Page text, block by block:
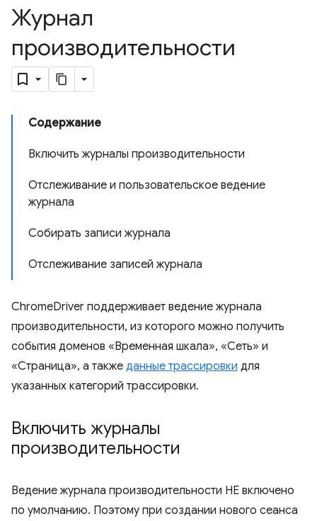
Журнал
производительности
Содержание
Включить журналы производительности
Отслеживание и пользовательское ведение
журнала
Собирать записи журнала
Отслеживание записей журнала
ChromeDriver поддерживает ведение журнала
производительности, из которого можно получить
события доменов «Временная шкала», «Сеть» и
«Страница», а также данные трассировки для
указанных категорий трассировки.
Включить журналы
производительности
Ведение журнала производительности НЕ включено
по умолчанию. Поэтому при создании нового сеанса